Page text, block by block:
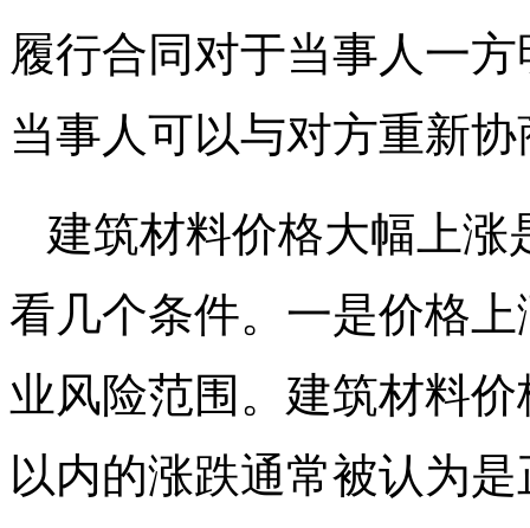
履行合同对于当事人一
当事人可以与对方重新协
建筑材料价格大幅上涨
看几个条件。一是价格
业风险范围。建筑材料
以内的涨跌通常被认为